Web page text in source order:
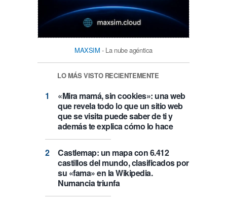
MAXSIM - La nube agéntica
LO MÁS VISTO RECIENTEMENTE
«Mira mamá, sin cookies»: una web
que revela todo lo que un sitio web
que se visita puede saber de ti y
además te explica cómo lo hace
Castlemap: un mapa con 6.412
castillos del mundo, clasificados por
su «fama» en la Wikipedia.
Numancia triunfa